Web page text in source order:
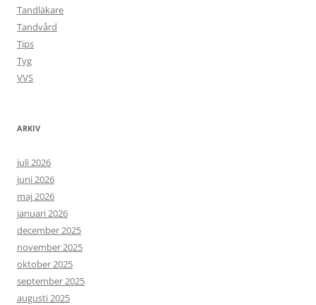
Tandläkare
Tandvård
Tips
Tyg
VVS
ARKIV
juli 2026
juni 2026
maj 2026
januari 2026
december 2025
november 2025
oktober 2025
september 2025
augusti 2025